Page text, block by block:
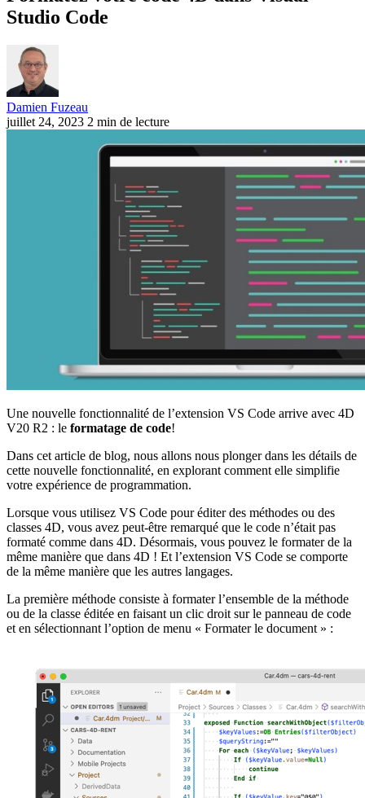
Studio Code
Damien Fuzeau
juillet 24, 2023 2 min de lecture
Une nouvelle fonctionnalité de l’extension VS Code arrive avec 4D
V20 R2 : le formatage de code!
Dans cet article de blog, nous allons nous plonger dans les détails de
cette nouvelle fonctionnalité, en explorant comment elle simplifie
votre expérience de programmation.
Lorsque vous utilisez VS Code pour éditer des méthodes ou des
classes 4D, vous avez peut-être remarqué que le code n’était pas
formaté comme dans 4D. Désormais, vous pouvez le formater de la
même manière que dans 4D ! Et l’extension VS Code se comporte
de la même manière que les autres langages.
La première méthode consiste à formater l’ensemble de la méthode
ou de la classe éditée en faisant un clic droit sur le panneau de code
et en sélectionnant l’option de menu « Formater le document » :